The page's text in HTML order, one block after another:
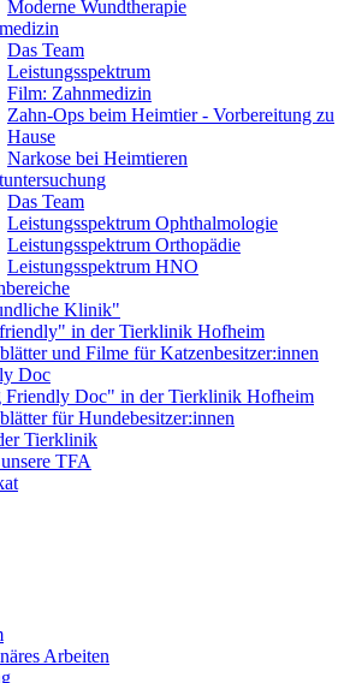
Moderne Wundtherapie
Das Team
Leistungsspektrum
Film: Zahnmedizin
Zahn-Ops beim Heimtier - Vorbereitung zu
Hause
Narkose bei Heimtieren
Das Team
Leistungsspektrum Ophthalmologie
Leistungsspektrum Orthopädie
Leistungsspektrum HNO
Klinik"
in der Tierklinik Hofheim
und Filme für Katzenbesitzer:innen
Doc
Friendly Doc" in der Tierklinik Hofheim
für Hundebesitzer:innen
Tierklinik
TFA
Arbeiten